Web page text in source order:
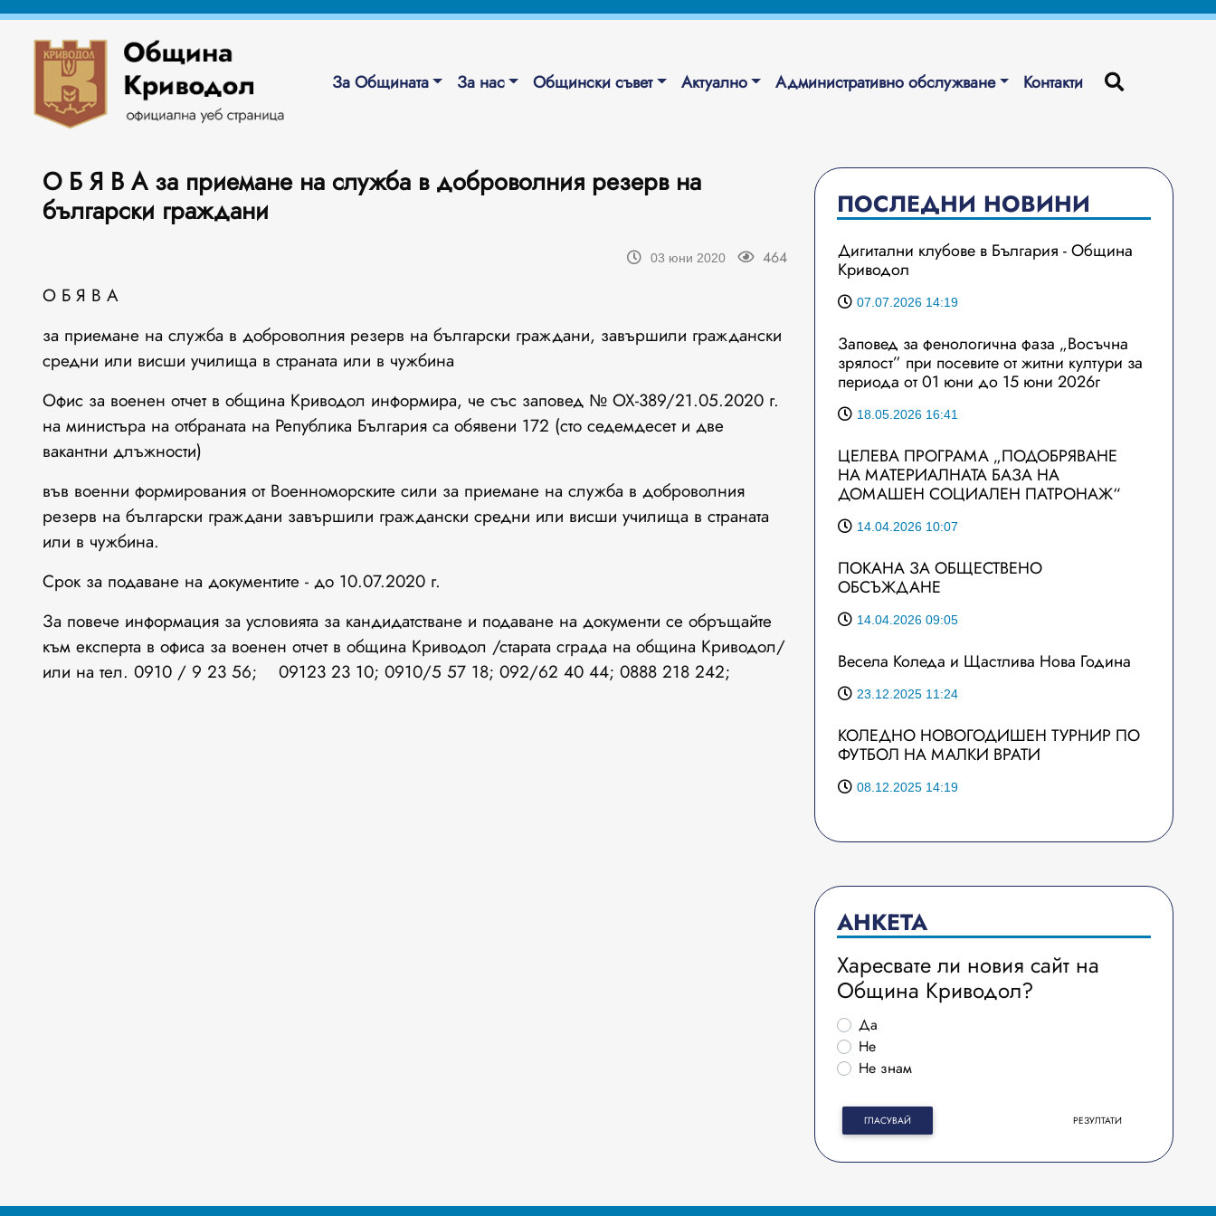
За Общината За нас Общински съвет Актуално Административно обслужване Контакти
О Б Я В А за приемане на служба в доброволния резерв на
български граждани
03 юни 2020 464
О Б Я В А
за приемане на служба в доброволния резерв на български граждани, завършили граждански
средни или висши училища в страната или в чужбина
Офис за военен отчет в община Криводол информира, че със заповед № ОХ-389/21.05.2020 г.
на министъра на отбраната на Република България са обявени 172 (сто седемдесет и две
вакантни длъжности)
във военни формирования от Военноморските сили за приемане на служба в доброволния
резерв на български граждани завършили граждански средни или висши училища в страната
или в чужбина.
Срок за подаване на документите - до 10.07.2020 г.
За повече информация за условията за кандидатстване и подаване на документи се обръщайте
към експерта в офиса за военен отчет в община Криводол /старата сграда на община Криводол/
или на тел. 0910 / 9 23 56; 09123 23 10; 0910/5 57 18; 092/62 40 44; 0888 218 242;
ПОСЛЕДНИ НОВИНИ
Дигитални клубове в България - Община
Криводол
07.07.2026 14:19
Заповед за фенологична фаза „Восъчна
зрялост” при посевите от житни култури за
периода от 01 юни до 15 юни 2026г
18.05.2026 16:41
ЦЕЛЕВА ПРОГРАМА „ПОДОБРЯВАНЕ
НА МАТЕРИАЛНАТА БАЗА НА
ДОМАШЕН СОЦИАЛЕН ПАТРОНАЖ“
14.04.2026 10:07
ПОКАНА ЗА ОБЩЕСТВЕНО
ОБСЪЖДАНЕ
14.04.2026 09:05
Весела Коледа и Щастлива Нова Година
23.12.2025 11:24
КОЛЕДНО НОВОГОДИШЕН ТУРНИР ПО
ФУТБОЛ НА МАЛКИ ВРАТИ
08.12.2025 14:19
АНКЕТА
Харесвате ли новия сайт на
Община Криводол?
Да
Не
Не знам
ГЛАСУВАЙ РЕЗУЛТАТИ